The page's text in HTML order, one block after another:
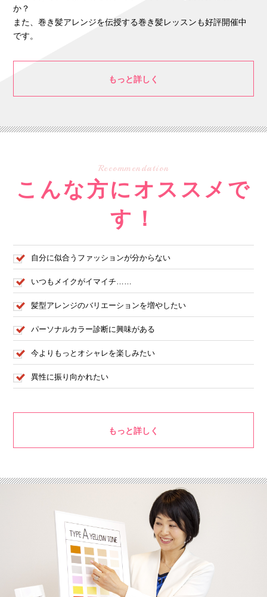
か？
また、巻き髪アレンジを伝授する巻き髪レッスンも好評開催中
です。
もっと詳しく
Recommendation
こんな方にオススメで
す！
自分に似合うファッションが分からない
いつもメイクがイマイチ……
髪型アレンジのバリエーションを増やしたい
パーソナルカラー診断に興味がある
今よりもっとオシャレを楽しみたい
異性に振り向かれたい
もっと詳しく